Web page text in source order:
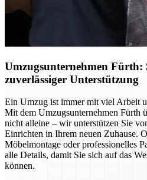
Umzugsunternehmen Fürth:
zuverlässiger Unterstützung
Ein Umzug ist immer mit viel Arbeit
Mit dem Umzugsunternehmen Fürth
nicht alleine – wir unterstützen Sie
Einrichten in Ihrem neuen Zuhause.
Möbelmontage oder professionelles
alle Details, damit Sie sich auf das
können.